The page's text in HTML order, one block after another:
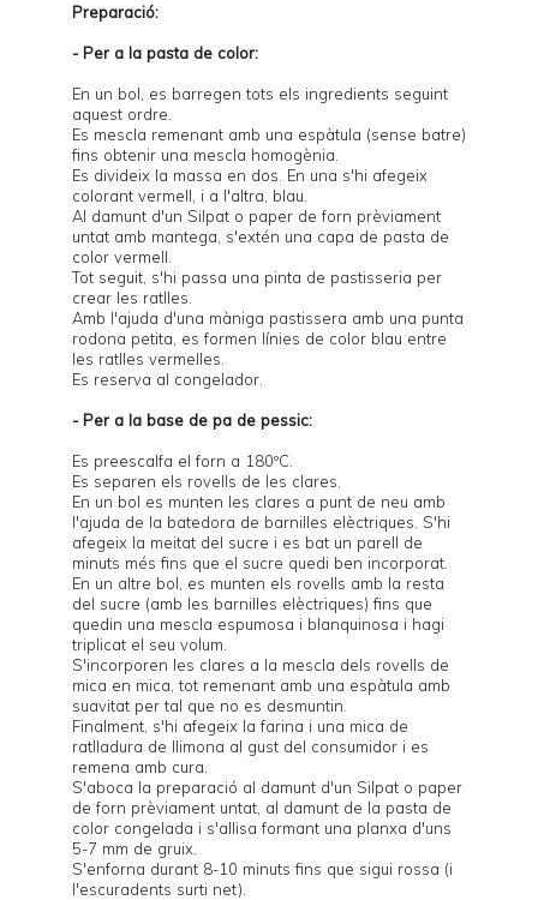
Preparació:
- Per a la pasta de color:
En un bol, es barregen tots els ingredients seguint
aquest ordre.
Es mescla remenant amb una espàtula (sense batre)
fins obtenir una mescla homogènia.
Es divideix la massa en dos. En una s'hi afegeix
colorant vermell, i a l'altra, blau.
Al damunt d'un Silpat o paper de forn prèviament
untat amb mantega, s'extén una capa de pasta de
color vermell.
Tot seguit, s'hi passa una pinta de pastisseria per
crear les ratlles.
Amb l'ajuda d'una màniga pastissera amb una punta
rodona petita, es formen línies de color blau entre
les ratlles vermelles.
Es reserva al congelador.
- Per a la base de pa de pessic:
Es preescalfa el forn a 180ºC.
Es separen els rovells de les clares.
En un bol es munten les clares a punt de neu amb
l'ajuda de la batedora de barnilles elèctriques. S'hi
afegeix la meitat del sucre i es bat un parell de
minuts més fins que el sucre quedi ben incorporat.
En un altre bol, es munten els rovells amb la resta
del sucre (amb les barnilles elèctriques) fins que
quedin una mescla espumosa i blanquinosa i hagi
triplicat el seu volum.
S'incorporen les clares a la mescla dels rovells de
mica en mica, tot remenant amb una espàtula amb
suavitat per tal que no es desmuntin.
Finalment, s'hi afegeix la farina i una mica de
ratlladura de llimona al gust del consumidor i es
remena amb cura.
S'aboca la preparació al damunt d'un Silpat o paper
de forn prèviament untat, al damunt de la pasta de
color congelada i s'allisa formant una planxa d'uns
5-7 mm de gruix.
S'enforna durant 8-10 minuts fins que sigui rossa (i
l'escuradents surti net).